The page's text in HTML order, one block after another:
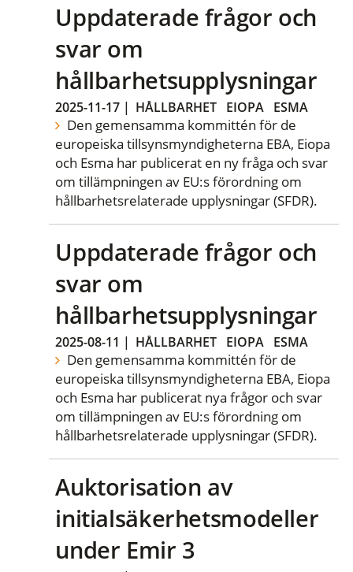
Uppdaterade frågor och
svar om
hållbarhetsupplysningar
2025-11-17 | HÅLLBARHET EIOPA ESMA
Den gemensamma kommittén för de
europeiska tillsynsmyndigheterna EBA, Eiopa
och Esma har publicerat en ny fråga och svar
om tillämpningen av EU:s förordning om
hållbarhetsrelaterade upplysningar (SFDR).
Uppdaterade frågor och
svar om
hållbarhetsupplysningar
2025-08-11 | HÅLLBARHET EIOPA ESMA
Den gemensamma kommittén för de
europeiska tillsynsmyndigheterna EBA, Eiopa
och Esma har publicerat nya frågor och svar
om tillämpningen av EU:s förordning om
hållbarhetsrelaterade upplysningar (SFDR).
Auktorisation av
initialsäkerhetsmodeller
under Emir 3